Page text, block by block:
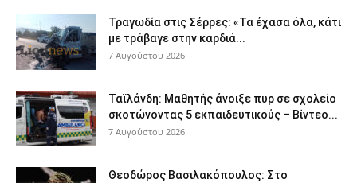
Τραγωδία στις Σέρρες: «Τα έχασα όλα, κάτι
με τράβαγε στην καρδιά...
7 Αυγούστου 2026
Ταϊλάνδη: Μαθητής άνοιξε πυρ σε σχολείο
σκοτώνοντας 5 εκπαιδευτικούς – Βίντεο...
7 Αυγούστου 2026
Θεοδώρος Βασιλακόπουλος: Στο